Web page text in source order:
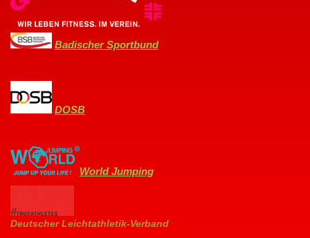
Badischer Sportbund
DOSB
World Jumping
Deutscher Leichtathletik-Verband